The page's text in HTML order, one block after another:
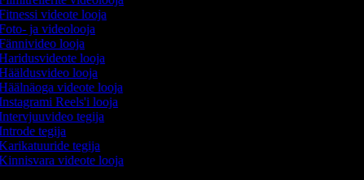
videote looja
ja videolooja
looja
looja
looja
videote looja
Reels'i looja
tegija
tegija
tegija
videote looja